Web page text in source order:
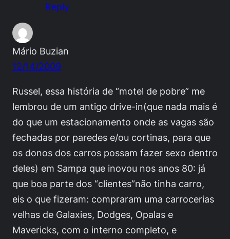
Reply
Mário Buzian
12/14/2009
Russel, essa história de “motel de pobre” me
lembrou de um antigo drive-in(que nada mais é
do que um estacionamento onde as vagas são
fechadas por paredes e/ou cortinas, para que
os donos dos carros possam fazer sexo dentro
deles) em Sampa que inovou nos anos 80: já
que boa parte dos “clientes”não tinha carro,
eis o que fizeram: compraram uma carrocerias
velhas de Galaxies, Dodges, Opalas e
Mavericks, com o interno completo, e